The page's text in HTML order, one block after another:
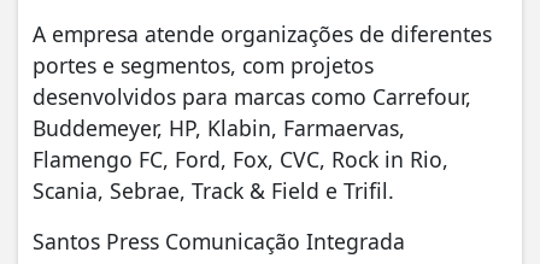
A empresa atende organizações de diferentes
portes e segmentos, com projetos
desenvolvidos para marcas como Carrefour,
Buddemeyer, HP, Klabin, Farmaervas,
Flamengo FC, Ford, Fox, CVC, Rock in Rio,
Scania, Sebrae, Track & Field e Trifil.
Santos Press Comunicação Integrada